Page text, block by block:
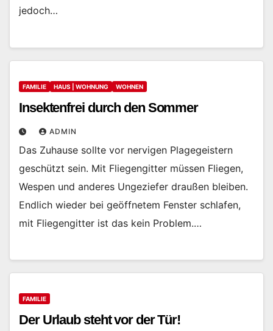
jedoch…
FAMILIE HAUS | WOHNUNG WOHNEN
Insektenfrei durch den Sommer
ADMIN
Das Zuhause sollte vor nervigen Plagegeistern
geschützt sein. Mit Fliegengitter müssen Fliegen,
Wespen und anderes Ungeziefer draußen bleiben.
Endlich wieder bei geöffnetem Fenster schlafen,
mit Fliegengitter ist das kein Problem.…
FAMILIE
Der Urlaub steht vor der Tür!